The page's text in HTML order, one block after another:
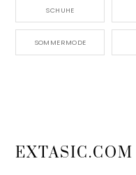
SCHUHE
SOMMERMODE
EXTASIC.COM